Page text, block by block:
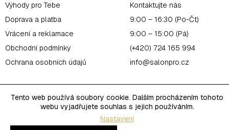
Tento web používá soubory cookie. Dalším procházením tohoto
webu vyjadřujete souhlas s jejich používáním.
Nastavení
Výhody pro Tebe
Doprava a platba
Vrácení a reklamace
Obchodní podmínky
Ochrana osobních údajů
Kontaktujte nás
9:00 – 16:30 (Po-Čt)
9:00 – 15:00 (Pá)
(+420) 724 165 994
info@salonpro.cz